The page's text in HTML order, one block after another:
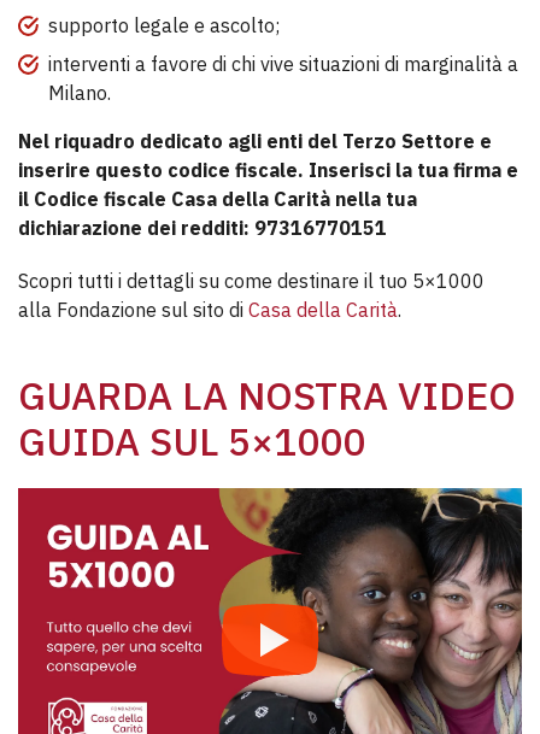
supporto legale e ascolto;
interventi a favore di chi vive situazioni di marginalità a
Milano.
Nel riquadro dedicato agli enti del Terzo Settore e
inserire questo codice fiscale. Inserisci la tua firma e
il Codice fiscale Casa della Carità nella tua
dichiarazione dei redditi: 97316770151
Scopri tutti i dettagli su come destinare il tuo 5×1000
alla Fondazione sul sito di Casa della Carità.
GUARDA LA NOSTRA VIDEO
GUIDA SUL 5×1000